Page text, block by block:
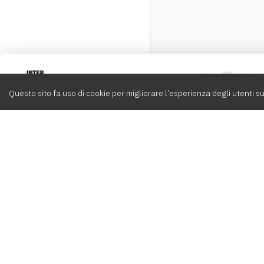
Questo sito fa uso di cookie per migliorare l’esperienza degli utenti